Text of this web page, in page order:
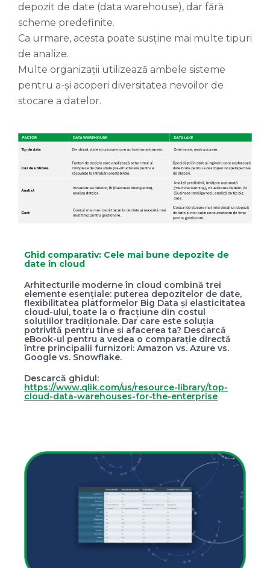
depozit de date (data warehouse), dar fără
scheme predefinite.
Ca urmare, acesta poate susține mai multe tipuri
de analize.
Multe organizații utilizează ambele sisteme
pentru a-și acoperi diversitatea nevoilor de
stocare a datelor.
Ghid comparativ: Cele mai bune depozite de
date în cloud
Arhitecturile moderne în cloud combină trei
elemente esențiale: puterea depozitelor de date,
flexibilitatea platformelor Big Data și elasticitatea
cloud-ului, toate la o fracțiune din costul
soluțiilor tradiționale. Dar care este soluția
potrivită pentru tine și afacerea ta? Descarcă
eBook-ul pentru a vedea o comparație directă
între principalii furnizori: Amazon vs. Azure vs.
Google vs. Snowflake.
Descarcă ghidul:
https://www.qlik.com/us/resource-library/top-
cloud-data-warehouses-for-the-enterprise